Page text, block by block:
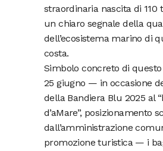
straordinaria nascita di 110
un chiaro segnale della
dell’ecosistema marino di
costa.
Simbolo concreto di
25 giugno — in occasione
della Bandiera Blu 2025 al
d’aMare”, posizionamento
dall’amministrazione
promozione turistica — i